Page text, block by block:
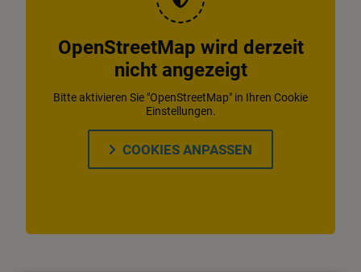
OpenStreetMap wird derzeit
nicht angezeigt
Bitte aktivieren Sie "OpenStreetMap" in Ihren Cookie
Einstellungen.
COOKIES ANPASSEN